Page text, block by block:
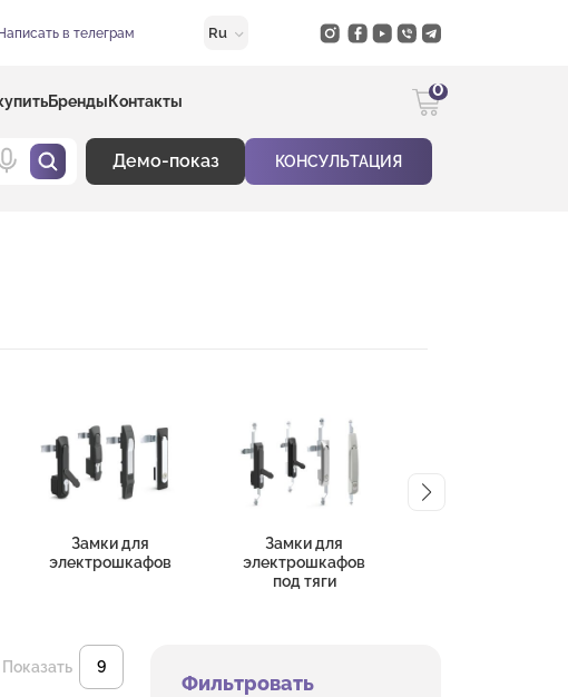
в телеграм Ru
Бренды Контакты
0
Демо-показ КОНСУЛЬТАЦИЯ
Замки для
электрошкафов
Замки для
электрошкафов
под тяги
Показать
Фильтровать